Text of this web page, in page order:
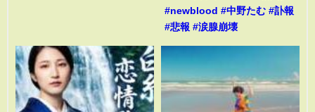
#newblood #中野たむ #訃報
#悲報 #涙腺崩壊